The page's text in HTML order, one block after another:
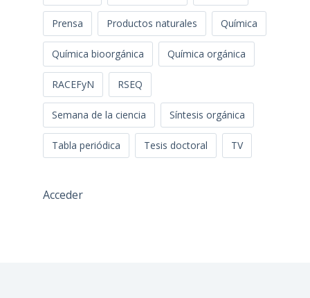
Prensa Productos naturales Química
Química bioorgánica Química orgánica
RACEFyN RSEQ
Semana de la ciencia Síntesis orgánica
Tabla periódica Tesis doctoral TV
Acceder